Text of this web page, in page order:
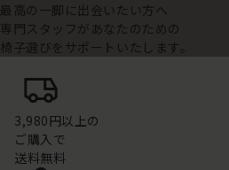
最高の一脚に出会いたい方へ
専門スタッフがあなたのための
椅子選びをサポートいたします。
3,980円以上の
ご購入で
送料無料